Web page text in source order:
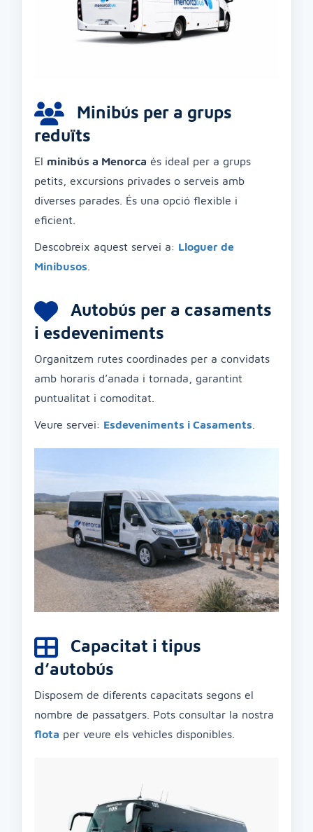
Minibús per a grups
reduïts
El minibús a Menorca és ideal per a grups
petits, excursions privades o serveis amb
diverses parades. És una opció flexible i
eficient.
Descobreix aquest servei a: Lloguer de
Minibusos
Autobús per a casaments
i esdeveniments
Organitzem rutes coordinades per a convidats
amb horaris d’anada i tornada, garantint
puntualitat i comoditat.
Veure servei: Esdeveniments i Casaments
Capacitat i tipus
d’autobús
Disposem de diferents capacitats segons el
nombre de passatgers. Pots consultar la nostra
flota per veure els vehicles disponibles.